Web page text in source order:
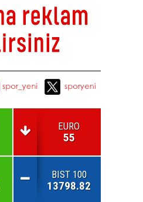
EURO
55
BIST 100
13798.82